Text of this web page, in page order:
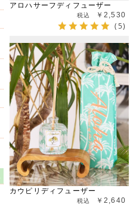
アロハサーフディフューザー
￥2,530
(5)
カウピリディフューザー
￥2,640